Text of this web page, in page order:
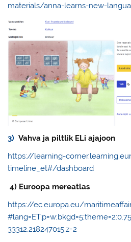
materials/anna-learns-new-
3) Vahva ja piltlik ELi ajajoon
https://learning-
timeline_et#/dashboard
4) Euroopa mereatlas
https://ec.europa.eu/
33312.218247015;z=2